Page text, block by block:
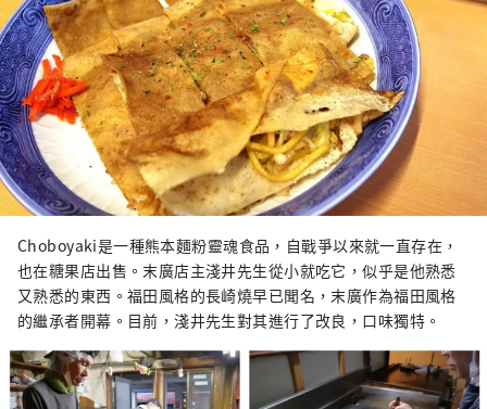
Choboyaki是一種熊本麵粉靈魂食品，自戰爭以來就一直存在，
也在糖果店出售。末廣店主淺井先生從小就吃它，似乎是他熟悉
又熟悉的東西。福田風格的長崎燒早已聞名，末廣作為福田風格
的繼承者開幕。目前，淺井先生對其進行了改良，口味獨特。